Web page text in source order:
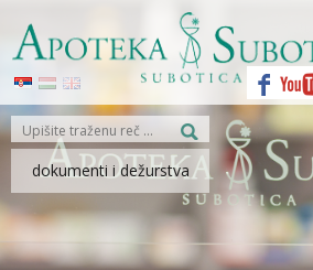
dokumenti i dežurstva